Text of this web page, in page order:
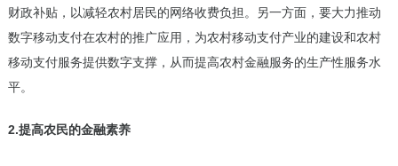
财政补贴，以减轻农村居民的网络收费负担。另一方面，要大力推动
数字移动支付在农村的推广应用，为农村移动支付产业的建设和农村
移动支付服务提供数字支撑，从而提高农村金融服务的生产性服务水
平。
2.提高农民的金融素养